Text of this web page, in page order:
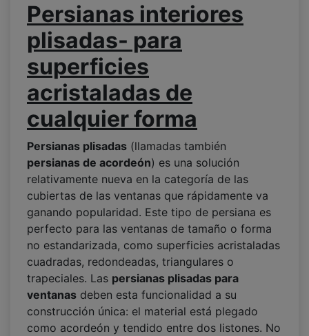
Persianas interiores
plisadas- para
superficies
acristaladas de
cualquier forma
Persianas plisadas (llamadas también
persianas de acordeón) es una solución
relativamente nueva en la categoría de las
cubiertas de las ventanas que rápidamente va
ganando popularidad. Este tipo de persiana es
perfecto para las ventanas de tamaño o forma
no estandarizada, como superficies acristaladas
cuadradas, redondeadas, triangulares o
trapeciales. Las persianas plisadas para
ventanas deben esta funcionalidad a su
construcción única: el material está plegado
como acordeón y tendido entre dos listones. No